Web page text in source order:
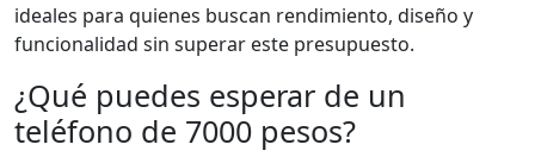
ideales para quienes buscan rendimiento, diseño y
funcionalidad sin superar este presupuesto.
¿Qué puedes esperar de un
teléfono de 7000 pesos?